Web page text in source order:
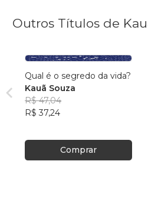
Outros Títulos de
Qual é o segredo da vida?
Kauã Souza
R$ 47,04
R$ 37,24
Comprar